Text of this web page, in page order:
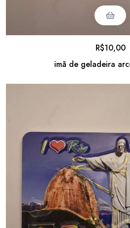
imã de geladeira
R$10,00